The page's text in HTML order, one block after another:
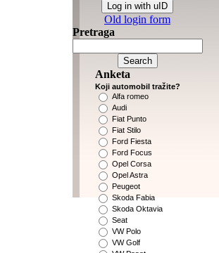
Log in with uID
Old login form
Pretraga
Anketa
Koji automobil tražite?
Alfa romeo
Audi
Fiat Punto
Fiat Stilo
Ford Fiesta
Ford Focus
Opel Corsa
Opel Astra
Peugeot
Skoda Fabia
Skoda Oktavia
Seat
VW Polo
VW Golf